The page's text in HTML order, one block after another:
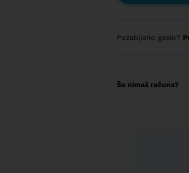
Pozabljeno geslo?
Še nimaš računa?